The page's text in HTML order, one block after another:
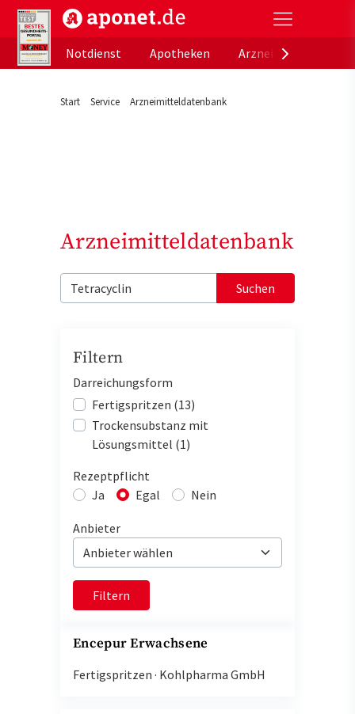
aponet.de - Das offizielle Gesundheitsportal der
Notdienst
Apotheken
Start Service Arzneimitteldatenbank
Arzneimitteldatenbank
Suchen
Filtern
Darreichungsform
Fertigspritzen (13)
Trockensubstanz mit
Lösungsmittel (1)
Rezeptpflicht
Ja
Egal Nein
Anbieter
Filtern
Encepur Erwachsene
Fertigspritzen · Kohlpharma GmbH